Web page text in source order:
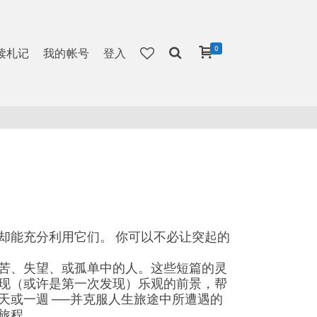
札记 我的帐号 登入 0
能充分利用它们。 你可以不必让突起的
、失望、或孤单中的人。这些短篇的灵
（或许是第一次发现）乐观的前景，帮
或一週 ──并克服人生旅途中所遭遇的